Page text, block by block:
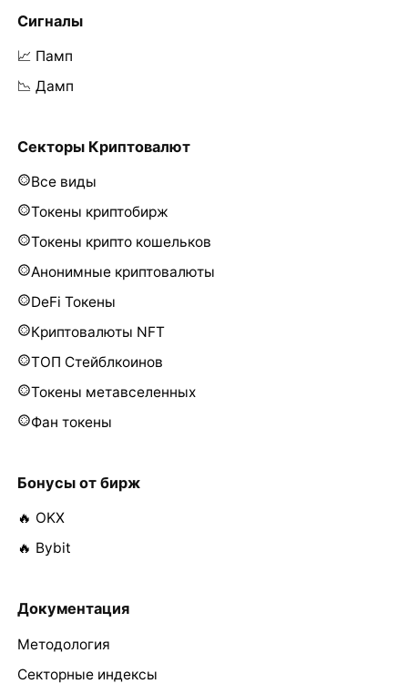
Сигналы
📈 Памп
📉 Дамп
Секторы Криптовалют
Все виды
Токены криптобирж
Токены крипто кошельков
Анонимные криптовалюты
DeFi Токены
Криптовалюты NFT
ТОП Стейблкоинов
Токены метавселенных
Фан токены
Бонусы от бирж
🔥 OKX
🔥 Bybit
Документация
Методология
Секторные индексы